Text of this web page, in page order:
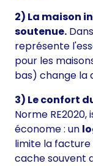
2) La maison
soutenue.
représente
pour les
bas) change la
3) Le confort
Norme
économe : un
limite la facture
cache souvent